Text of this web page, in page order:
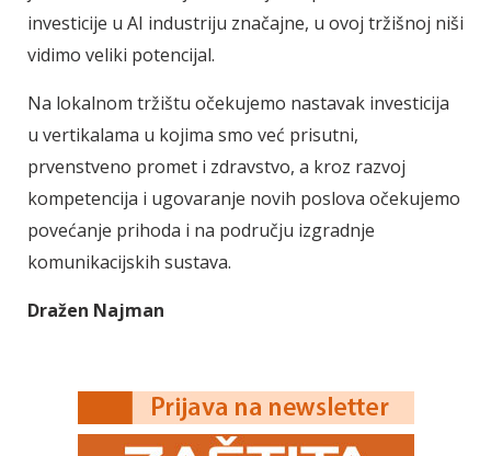
investicije u AI industriju značajne, u ovoj tržišnoj niši
vidimo veliki potencijal.
Na lokalnom tržištu očekujemo nastavak investicija
u vertikalama u kojima smo već prisutni,
prvenstveno promet i zdravstvo, a kroz razvoj
kompetencija i ugovaranje novih poslova očekujemo
povećanje prihoda i na području izgradnje
komunikacijskih sustava.
Dražen Najman